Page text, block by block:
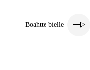
Boahtte bielle